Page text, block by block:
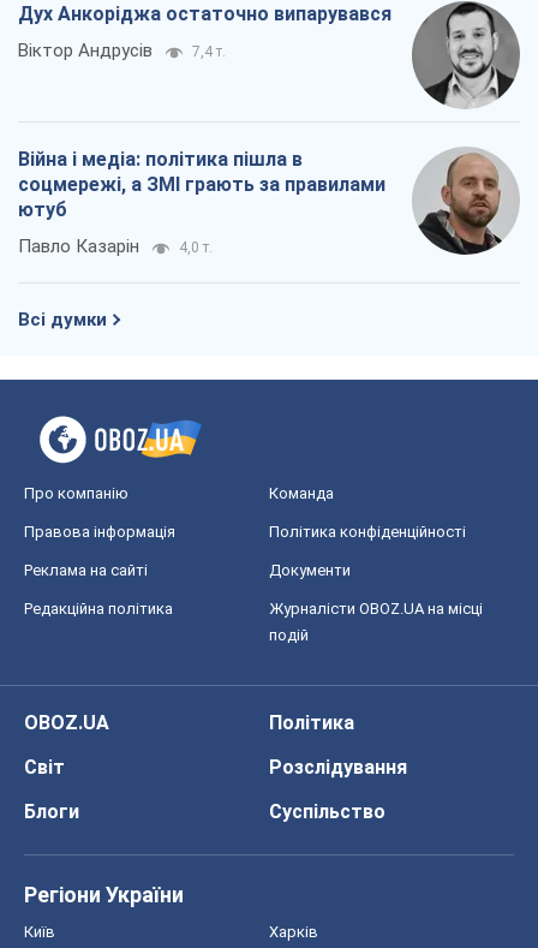
Дух Анкоріджа остаточно випарувався
Віктор Андрусів 7,4 т.
Війна і медіа: політика пішла в
соцмережі, а ЗМІ грають за правилами
ютуб
Павло Казарін 4,0 т.
Всі думки
Про компанію Команда
Правова інформація Політика конфіденційності
Реклама на сайті Документи
Редакційна політика
Журналісти OBOZ.UA на місці
подій
OBOZ.UA
Політика
Світ
Розслідування
Блоги
Суспільство
Регіони України
Київ Харків